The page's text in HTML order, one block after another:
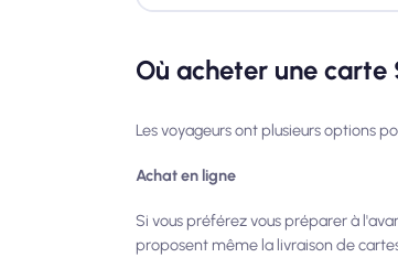
Où acheter une carte
Les voyageurs ont plusieurs options
Achat en ligne
Si vous préférez vous préparer à
proposent même la livraison de